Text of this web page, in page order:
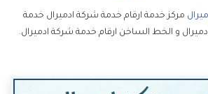
مركز خدمة ارقام خدمة شركة ادميرال خدمة
و الخط الساخن ارقام خدمة شركة ادميرال.